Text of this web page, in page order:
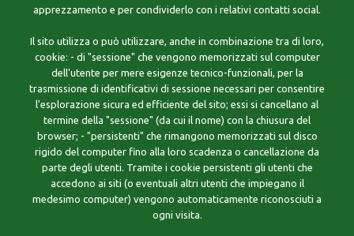
apprezzamento e per condividerlo con i relativi contatti social.
Il sito utilizza o può utilizzare, anche in combinazione tra di loro,
cookie: - di "sessione" che vengono memorizzati sul computer
dell'utente per mere esigenze tecnico-funzionali, per la
trasmissione di identificativi di sessione necessari per consentire
l'esplorazione sicura ed efficiente del sito; essi si cancellano al
termine della "sessione" (da cui il nome) con la chiusura del
browser; - "persistenti" che rimangono memorizzati sul disco
rigido del computer fino alla loro scadenza o cancellazione da
parte degli utenti. Tramite i cookie persistenti gli utenti che
accedono ai siti (o eventuali altri utenti che impiegano il
medesimo computer) vengono automaticamente riconosciuti a
ogni visita.